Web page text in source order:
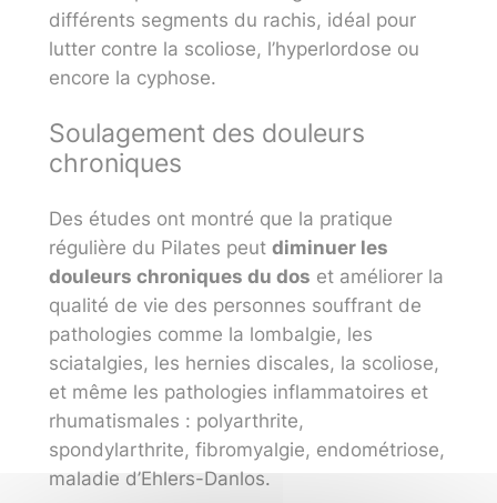
différents segments du rachis, idéal pour
lutter contre la scoliose, l’hyperlordose ou
encore la cyphose.
Soulagement des douleurs
chroniques
Des études ont montré que la pratique
régulière du Pilates peut diminuer les
douleurs chroniques du dos et améliorer la
qualité de vie des personnes souffrant de
pathologies comme la lombalgie, les
sciatalgies, les hernies discales, la scoliose,
et même les pathologies inflammatoires et
rhumatismales : polyarthrite,
spondylarthrite, fibromyalgie, endométriose,
maladie d’Ehlers-Danlos.